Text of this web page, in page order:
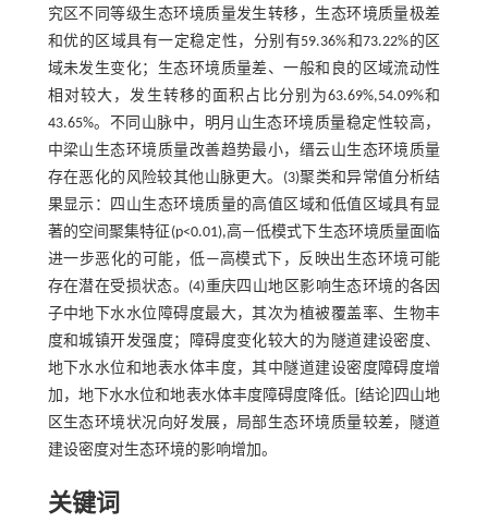
究区不同等级生态环境质量发生转移，生态环境质量极差
和优的区域具有一定稳定性，分别有59.36%和73.22%的区
域未发生变化；生态环境质量差、一般和良的区域流动性
相对较大，发生转移的面积占比分别为63.69%,54.09%和
43.65%。不同山脉中，明月山生态环境质量稳定性较高，
中梁山生态环境质量改善趋势最小，缙云山生态环境质量
存在恶化的风险较其他山脉更大。(3)聚类和异常值分析结
果显示：四山生态环境质量的高值区域和低值区域具有显
著的空间聚集特征(p<0.01),高—低模式下生态环境质量面临
进一步恶化的可能，低—高模式下，反映出生态环境可能
存在潜在受损状态。(4)重庆四山地区影响生态环境的各因
子中地下水水位障碍度最大，其次为植被覆盖率、生物丰
度和城镇开发强度；障碍度变化较大的为隧道建设密度、
地下水水位和地表水体丰度，其中隧道建设密度障碍度增
加，地下水水位和地表水体丰度障碍度降低。[结论]四山地
区生态环境状况向好发展，局部生态环境质量较差，隧道
建设密度对生态环境的影响增加。
关键词